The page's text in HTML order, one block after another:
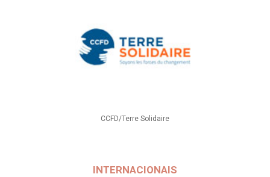
CCFD/Terre Solidaire
INTERNACIONAIS